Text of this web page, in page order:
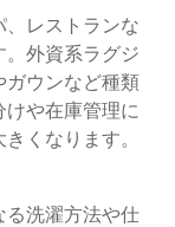
、レストランな
。外資系ラグジ
ガウンなど種類
や在庫管理に
くなります。
る洗濯方法や仕